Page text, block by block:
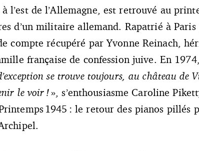
l’est de l’Allemagne, est retrouvé au
d’un militaire allemand. Rapatrié à Paris
compte récupéré par Yvonne Reinach,
française de confession juive. En
se trouve toujours, au château de
le voir ! », s’enthousiasme Caroline
1945 : le retour des pianos pillés